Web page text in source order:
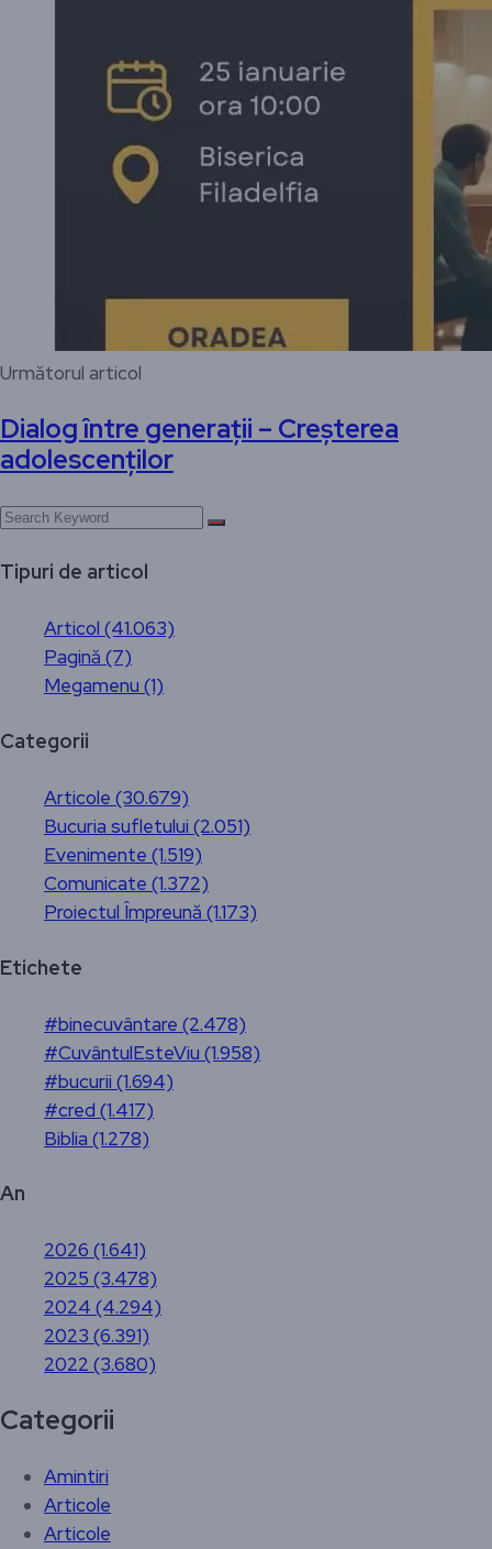
Următorul articol
Dialog între generații – Creșterea
adolescenților
Tipuri de articol
Articol (41.063)
Pagină (7)
Megamenu (1)
Categorii
Articole (30.679)
Bucuria sufletului (2.051)
Evenimente (1.519)
Comunicate (1.372)
Proiectul Împreună (1.173)
Etichete
#binecuvântare (2.478)
#CuvântulEsteViu (1.958)
#bucurii (1.694)
#cred (1.417)
Biblia (1.278)
An
2026 (1.641)
2025 (3.478)
2024 (4.294)
2023 (6.391)
2022 (3.680)
Categorii
Amintiri
Articole
Articole